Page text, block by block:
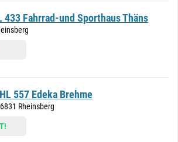
433 Fahrrad-und Sporthaus Thäns
557 Edeka Brehme
Rheinsberg